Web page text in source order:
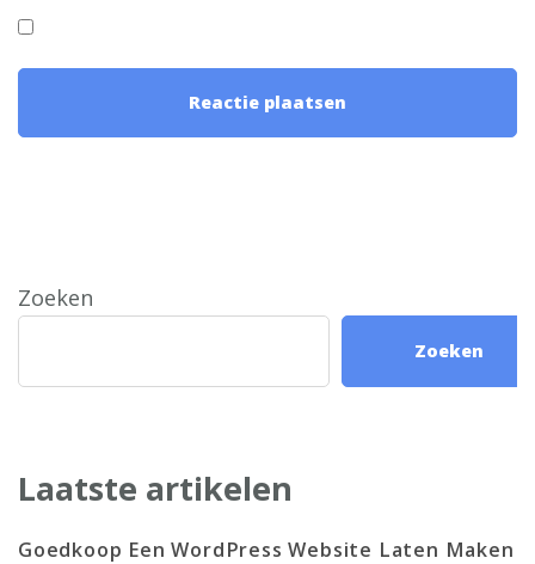
Zoeken
Zoeken
Laatste artikelen
Goedkoop Een WordPress Website Laten Maken